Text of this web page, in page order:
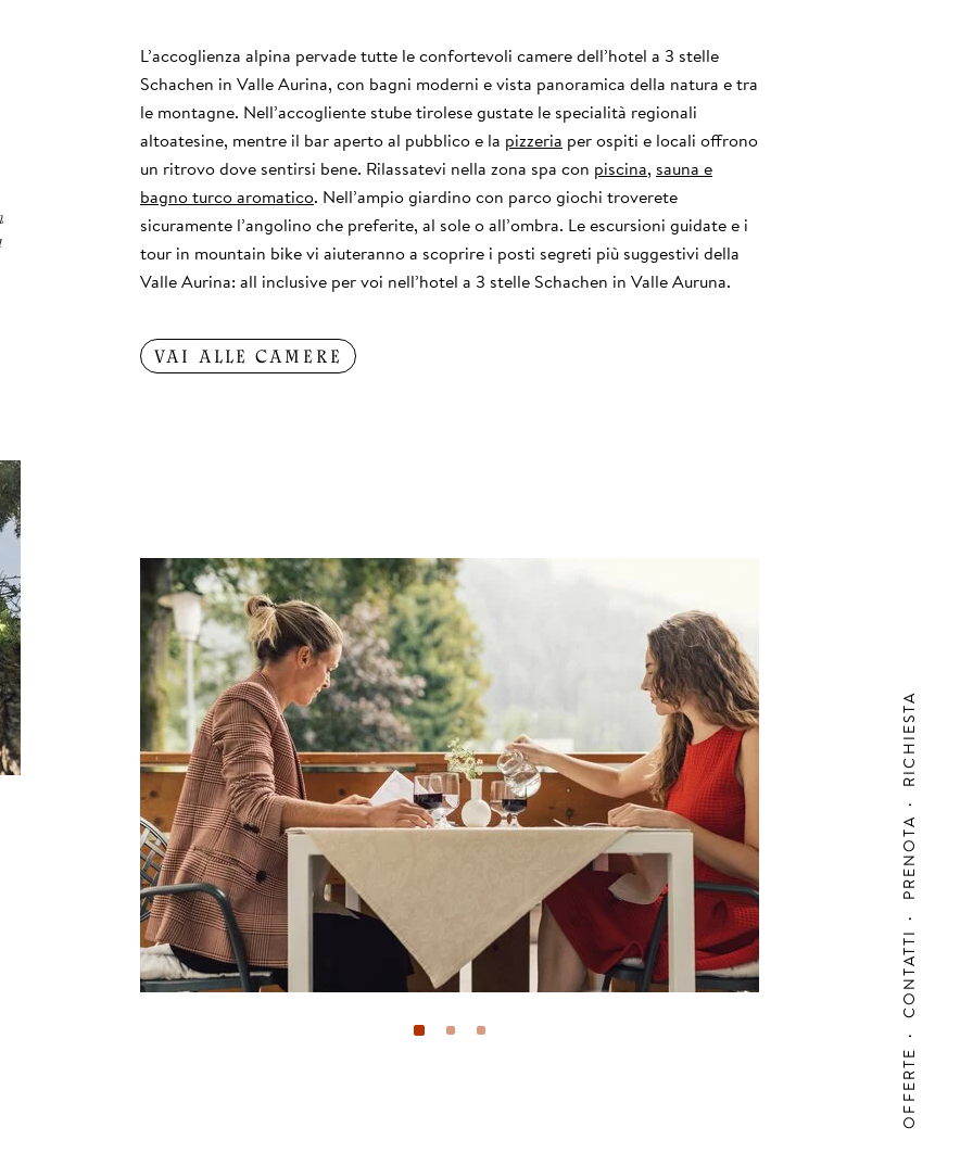
OFFERTE
CONTATTI
PRENOTA
RICHIESTA
L’accoglienza alpina pervade tutte le confortevoli camere dell’hotel a 3 stelle
Schachen in Valle Aurina, con bagni moderni e vista panoramica della natura e tra
le montagne. Nell’accogliente stube tirolese gustate le specialità regionali
altoatesine, mentre il bar aperto al pubblico e la pizzeria per ospiti e locali offrono
un ritrovo dove sentirsi bene. Rilassatevi nella zona spa con piscina, sauna e
bagno turco aromatico. Nell’ampio giardino con parco giochi troverete
sicuramente l’angolino che preferite, al sole o all’ombra. Le escursioni guidate e i
tour in mountain bike vi aiuteranno a scoprire i posti segreti più suggestivi della
Valle Aurina: all inclusive per voi nell’hotel a 3 stelle Schachen in Valle Auruna.
VAI ALLE CAMERE